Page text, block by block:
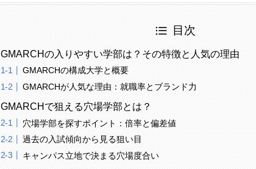
目次
GMARCHの入りやすい学部は？その特徴と人気の理由
GMARCHの構成大学と概要
GMARCHが人気な理由：就職率とブランド力
GMARCHで狙える穴場学部とは？
穴場学部を探すポイント：倍率と偏差値
過去の入試傾向から見る狙い目
キャンパス立地で決まる穴場度合い